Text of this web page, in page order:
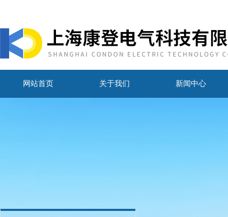
网站首页 关于我们 新闻中心